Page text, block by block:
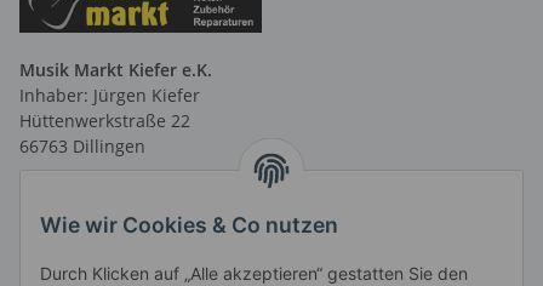
Wie wir Cookies & Co nutzen
Durch Klicken auf „Alle akzeptieren“ gestatten Sie den
Musik Markt Kiefer e.K.
Inhaber: Jürgen Kiefer
Hüttenwerkstraße 22
66763 Dillingen
Telefax: 06831 9 66 58 41